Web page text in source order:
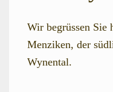
Wir begrüssen Sie
Menziken, der
Wynental.